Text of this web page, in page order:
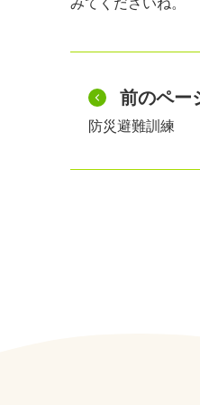
みてくださいね。
前のペー
防災避難訓練